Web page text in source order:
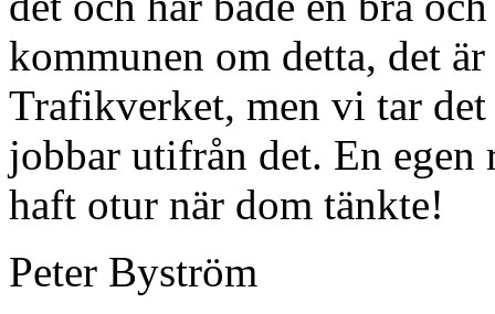
kommunen om detta, det
Trafikverket, men vi tar
jobbar utifrån det. En
haft otur när dom tänkte!
Peter Byström